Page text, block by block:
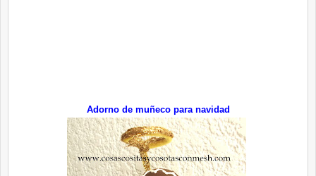
Adorno de muñeco para navidad